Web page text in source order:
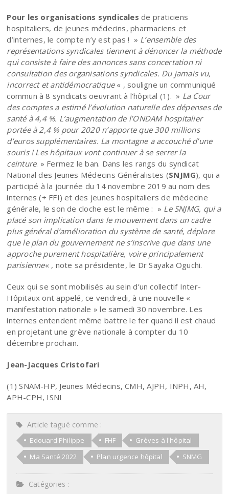
Pour les organisations syndicales de praticiens
hospitaliers, de jeunes médecins, pharmaciens et
d’internes, le compte n’y est pas ! » L’ensemble des
représentations syndicales tiennent à dénoncer la méthode
qui consiste à faire des annonces sans concertation ni
consultation des organisations syndicales. Du jamais vu,
incorrect et antidémocratique « , souligne un communiqué
commun à 8 syndicats oeuvrant à l’hôpital (1). » La Cour
des comptes a estimé l’évolution naturelle des dépenses de
santé à 4,4 %. L’augmentation de l’ONDAM hospitalier
portée à 2,4 % pour 2020 n’apporte que 300 millions
d’euros supplémentaires. La montagne a accouché d’une
souris ! Les hôpitaux vont continuer à se serrer la
ceinture. » Fermez le ban. Dans les rangs du syndicat
National des Jeunes Médecins Généralistes (SNJMG), qui a
participé à la journée du 14 novembre 2019 au nom des
internes (+ FFI) et des jeunes hospitaliers de médecine
générale, le son de cloche est le même : » Le SNJMG, qui a
placé son implication dans le mouvement dans un cadre
plus général d’amélioration du système de santé, déplore
que le plan du gouvernement ne s’inscrive que dans une
approche purement hospitalière, voire principalement
parisienne« , note sa présidente, le Dr Sayaka Oguchi.
Ceux qui se sont mobilisés au sein d’un collectif Inter-
Hôpitaux ont appelé, ce vendredi, à une nouvelle «
manifestation nationale » le samedi 30 novembre. Les
internes entendent même battre le fer quand il est chaud
en projetant une grève nationale à compter du 10
décembre prochain.
Jean-Jacques Cristofari
(1) SNAM-HP, Jeunes Médecins, CMH, AJPH, INPH, AH,
APH-CPH, ISNI
Article tagué comme :
Edouard Philippe FHF
Grèves à l'hôpital
Ma Santé 2022
Plan urgence hôpital SNMG
Catégories :